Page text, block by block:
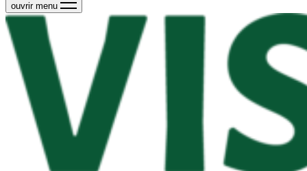
ouvrir menu